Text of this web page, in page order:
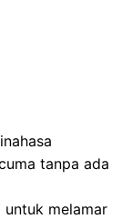
tanpa ada
melamar